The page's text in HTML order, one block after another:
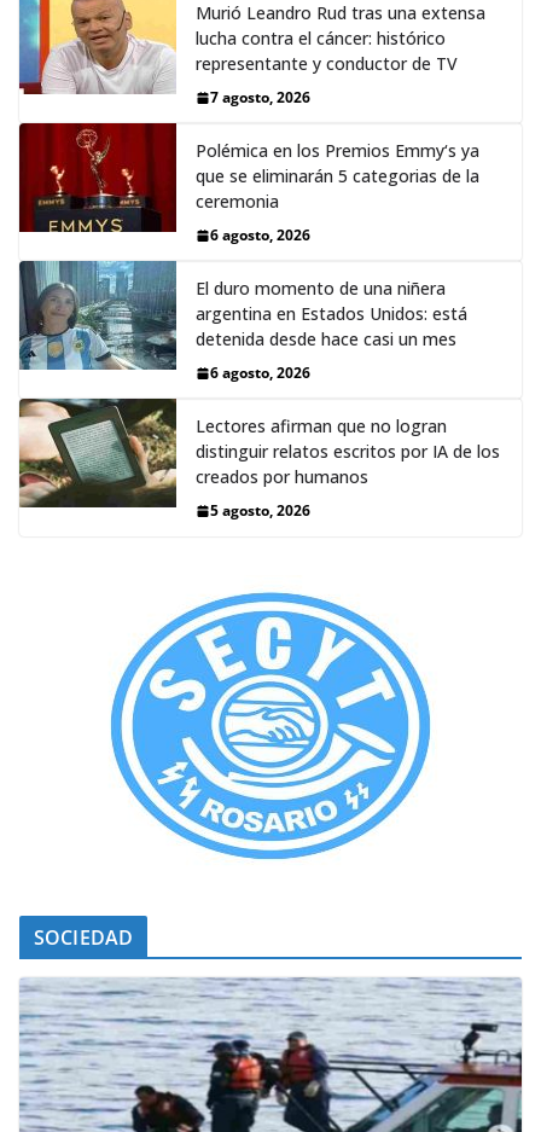
Murió Leandro Rud tras una extensa
lucha contra el cáncer: histórico
representante y conductor de TV
7 agosto, 2026
Polémica en los Premios Emmy‘s ya
que se eliminarán 5 categorias de la
ceremonia
6 agosto, 2026
El duro momento de una niñera
argentina en Estados Unidos: está
detenida desde hace casi un mes
6 agosto, 2026
Lectores afirman que no logran
distinguir relatos escritos por IA de los
creados por humanos
5 agosto, 2026
SOCIEDAD